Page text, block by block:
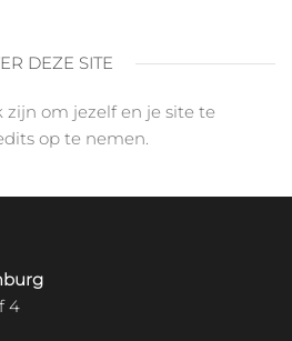
DEZE SITE
om jezelf en je site te
op te nemen.
4